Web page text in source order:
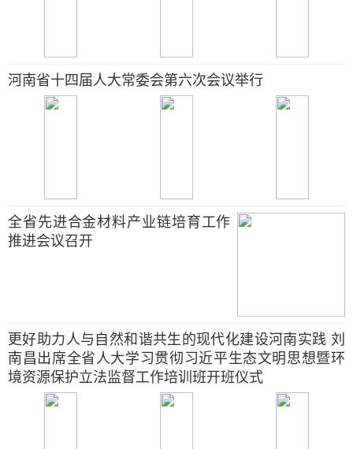
河南省十四届人大常委会第六次会议举行
全省先进合金材料产业链培育工作
推进会议召开
更好助力人与自然和谐共生的现代化建设河南实践 刘
南昌出席全省人大学习贯彻习近平生态文明思想暨环
境资源保护立法监督工作培训班开班仪式